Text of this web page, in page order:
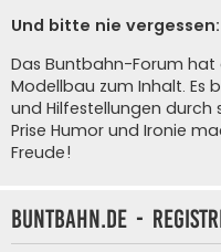
Und bitte nie vergessen:
Das Buntbahn-Forum
Modellbau zum Inhalt. Es
und Hilfestellungen durch
Prise Humor und Ironie
Freude!
buntbahn.de -